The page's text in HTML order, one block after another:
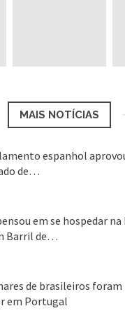
MAIS NOTÍCIAS
espanhol
de…
em se hospedar
Barril de…
de brasileiros foram
em Portugal